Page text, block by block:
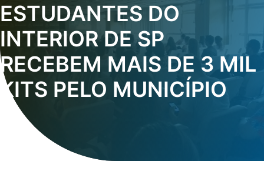
ESTUDANTES DO
INTERIOR DE SP
RECEBEM MAIS DE 3 MIL
KITS PELO MUNICÍPIO